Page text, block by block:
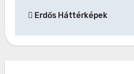
Erdős Háttérképek